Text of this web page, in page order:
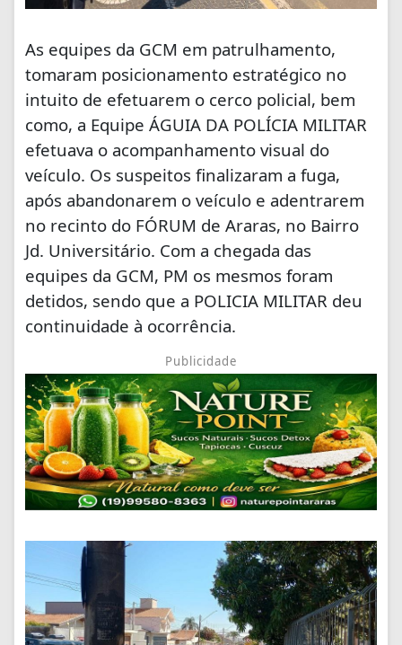
As equipes da GCM em patrulhamento,
tomaram posicionamento estratégico no
intuito de efetuarem o cerco policial, bem
como, a Equipe ÁGUIA DA POLÍCIA MILITAR
efetuava o acompanhamento visual do
veículo. Os suspeitos finalizaram a fuga,
após abandonarem o veículo e adentrarem
no recinto do FÓRUM de Araras, no Bairro
Jd. Universitário. Com a chegada das
equipes da GCM, PM os mesmos foram
detidos, sendo que a POLICIA MILITAR deu
continuidade à ocorrência.
Publicidade